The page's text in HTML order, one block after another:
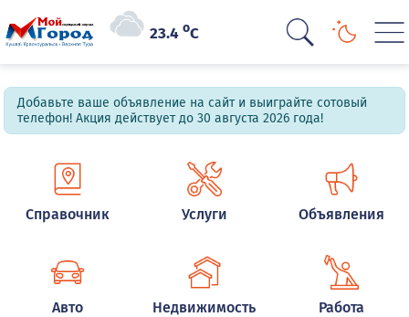
23.4oC
Добавьте ваше объявление на сайт и выиграйте сотовый
телефон! Акция действует до 30 августа 2026 года!
Справочник Услуги Объявления
Авто Недвижимость Работа